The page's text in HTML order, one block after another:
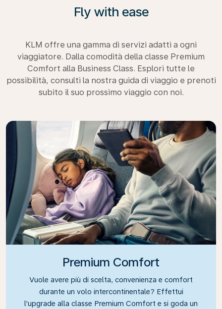
Fly with ease
KLM offre una gamma di servizi adatti a ogni
viaggiatore. Dalla comodità della classe Premium
Comfort alla Business Class. Esplori tutte le
possibilità, consulti la nostra guida di viaggio e prenoti
subito il suo prossimo viaggio con noi.
Premium Comfort
Vuole avere più di scelta, convenienza e comfort
durante un volo intercontinentale? Effettui
l’upgrade alla classe Premium Comfort e si goda un